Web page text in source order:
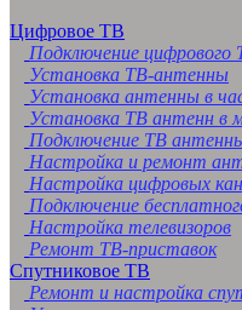
Цифровое ТВ
Подключение цифрового
Установка ТВ-антенны
Установка антенны в
Установка ТВ антенн в
Подключение ТВ антенны
Настройка и ремонт
Настройка цифровых
Подключение
Настройка телевизоров
Ремонт ТВ-приставок
Спутниковое ТВ
Ремонт и настройка